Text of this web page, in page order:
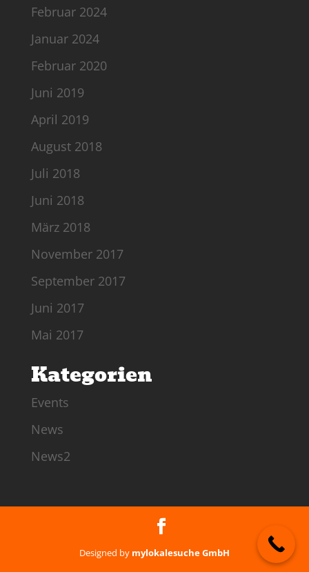
Februar 2024
Januar 2024
Februar 2020
Juni 2019
April 2019
August 2018
Juli 2018
Juni 2018
März 2018
November 2017
September 2017
Juni 2017
Mai 2017
Kategorien
Events
News
News2
Designed by mylokalesuche GmbH